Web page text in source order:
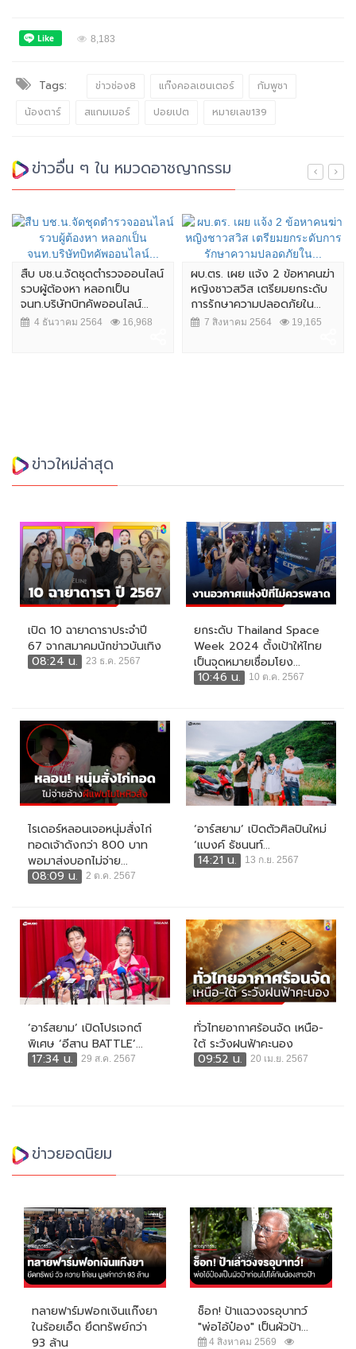
8,183
Tags: ข่าวช่อง8 แก๊งคอลเซนเตอร์
กัมพูชา
น้องตาร์
สแกมเมอร์ ปอยเปต หมายเลข139
ข่าวอื่น ๆ ใน หมวดอาชญากรรม
.น.จัดชุดตำรวจออนไลน์
องหา หลอกเป็น
ริษัทบิทคัพออนไลน์...
วาคม 2564 16,968
ผบ.ตร. เผย แจ้ง 2 ข้อหาคนฆ่า
หญิงชาวสวิส เตรียมยกระดับ
การรักษาความปลอดภัยใน...
7 สิงหาคม 2564 19,165
โจร บุก
หายหล
15 มิถุ
ข่าวใหม่ล่าสุด
เปิด 10 ฉายาดาราประจำปี
67 จากสมาคมนักข่าวบันเทิง
08:24 น.
23 ธ.ค. 2567
ยกระดับ Thailand Space
Week 2024 ตั้งเป้าให้ไทย
เป็นจุดหมายเชื่อมโยง...
10:46 น.
10 ต.ค. 2567
ไรเดอร์หลอนเจอหนุ่มสั่งไก่
ทอดเจ้าดังกว่า 800 บาท
พอมาส่งบอกไม่จ่าย...
08:09 น.
2 ต.ค. 2567
‘อาร์สยาม’ เปิดตัวศิลปินใหม่
‘แบงค์ ธัชนนท์...
14:21 น.
13 ก.ย. 2567
‘อาร์สยาม’ เปิดโปรเจกต์
พิเศษ ‘อีสาน BATTLE’...
17:34 น.
29 ส.ค. 2567
ทั่วไทยอากาศร้อนจัด เหนือ-
ใต้ ระวังฝนฟ้าคะนอง
09:52 น.
20 เม.ย. 2567
ข่าวยอดนิยม
ทลายฟาร์มฟอกเงินแก๊งยา
ในร้อยเอ็ด ยึดทรัพย์กว่า
93 ล้าน
ช็อก! ป้าแฉวงจรอุบาทว์
"พ่อไอ้ป๋อง" เป็นผัวป้า...
4 สิงหาคม 2569